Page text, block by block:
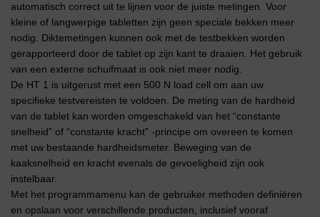
automatisch correct uit te lijnen voor de juiste metingen. Voor
kleine of langwerpige tabletten zijn geen speciale bekken meer
nodig. Diktemetingen kunnen ook met de testbekken worden
gerapporteerd door de tablet op zijn kant te draaien. Het gebruik
van een externe schuifmaat is ook niet meer nodig.
De HT 1 is uitgerust met een 500 N load cell om aan uw
specifieke testvereisten te voldoen. De meting van de hardheid
van de tablet kan worden omgeschakeld van het “constante
snelheid” of “constante kracht” -principe om overeen te komen
met uw bestaande hardheidsmeter. Beweging van de
kaaksnelheid en kracht evenals de gevoeligheid zijn ook
instelbaar.
Met het programmamenu kan de gebruiker methoden definiëren
en opslaan voor verschillende producten, inclusief vooraf